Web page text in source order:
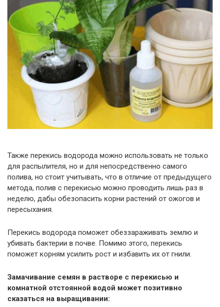
Также перекись водорода можно использовать не только
для распылителя, но и для непосредственно самого
полива, но стоит учитывать, что в отличие от предыдущего
метода, полив с перекисью можно проводить лишь раз в
неделю, дабы обезопасить корни растений от ожогов и
пересыхания.
Перекись водорода поможет обеззараживать землю и
убивать бактерии в почве. Помимо этого, перекись
поможет корням усилить рост и избавить их от гнили.
Замачивание семян в растворе с перекисью и
комнатной отстоянной водой может позитивно
сказаться на выращивании: